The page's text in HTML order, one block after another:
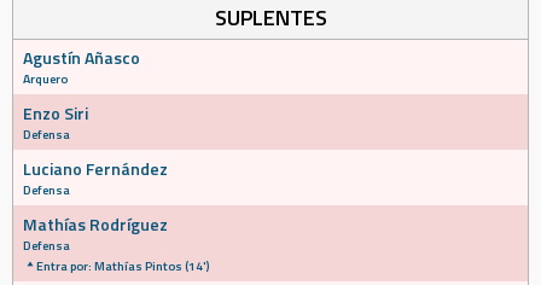
SUPLENTES
Agustín Añasco
Arquero
Enzo Siri
Defensa
Luciano Fernández
Defensa
Mathías Rodríguez
Defensa
Entra por: Mathías Pintos (14')